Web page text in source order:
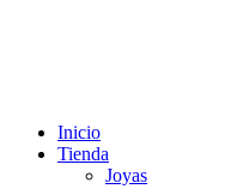
Inicio
Tienda
Joyas